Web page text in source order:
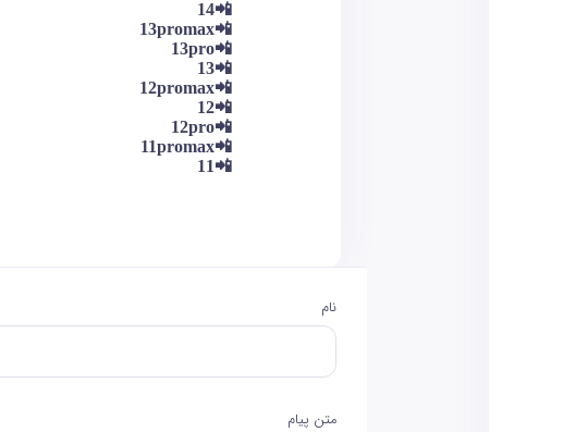
📲14
📲13promax
📲13pro
📲13
📲12promax
📲12
📲12pro
📲11promax
📲11
نام
متن پیام